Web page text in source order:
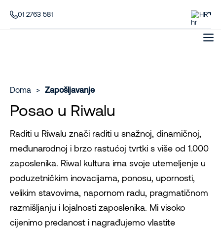
01 2763 581 HR
Doma > Zapošljavanje
Posao u Riwalu
Raditi u Riwalu znači raditi u snažnoj, dinamičnoj,
međunarodnoj i brzo rastućoj tvrtki s više od 1.000
zaposlenika. Riwal kultura ima svoje utemeljenje u
poduzetničkim inovacijama, ponosu, upornosti,
velikim stavovima, napornom radu, pragmatičnom
razmišljanju i lojalnosti zaposlenika. Mi visoko
cijenimo predanost i nagrađujemo vlastite